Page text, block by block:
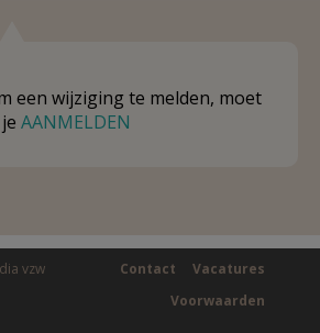
een wijziging te melden, moet
AANMELDEN
vzw Vacatures
Contact
Voorwaarden